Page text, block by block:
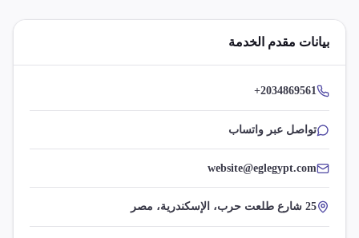
بيانات مقدم الخدمة
+2034869561
تواصل عبر واتساب
website@eglegypt.com
25 شارع طلعت حرب، الإسكندرية، مصر